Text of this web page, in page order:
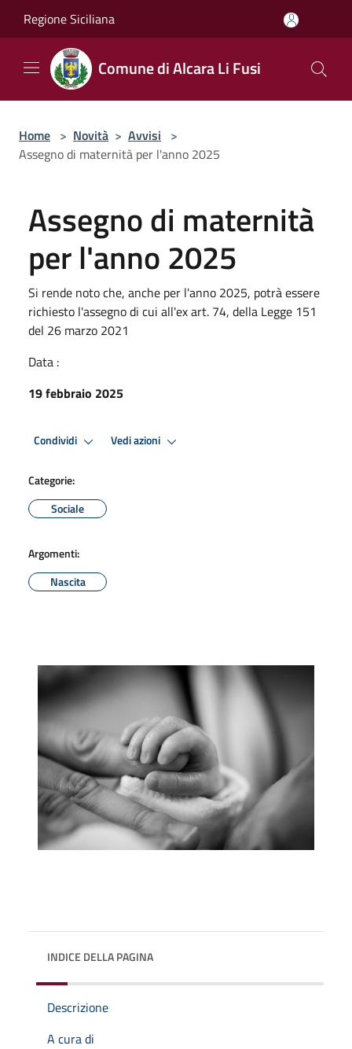
Regione Siciliana
Comune di Alcara Li Fusi
Home > Novità > Avvisi >
Assegno di maternità per l'anno 2025
Assegno di maternità
per l'anno 2025
Si rende noto che, anche per l'anno 2025, potrà essere
richiesto l'assegno di cui all'ex art. 74, della Legge 151
del 26 marzo 2021
Data :
19 febbraio 2025
Condividi Vedi azioni
Categorie:
Sociale
Argomenti:
Nascita
INDICE DELLA PAGINA
Descrizione
A cura di